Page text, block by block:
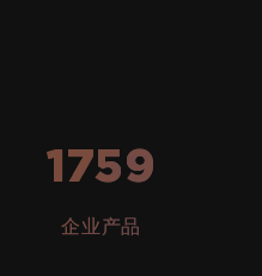
1759
企业产品